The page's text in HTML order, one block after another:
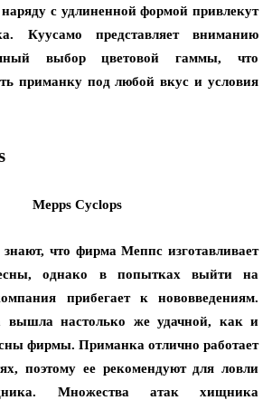
с удлиненной формой привлекут
Куусамо представляет вниманию
выбор цветовой гаммы, что
приманку под любой вкус и условия
что фирма Меппс изготавливает
однако в попытках выйти на
прибегает к нововведениям.
вышла настолько же удачной, как и
фирмы. Приманка отлично работает
поэтому ее рекомендуют для ловли
Множества атак хищника